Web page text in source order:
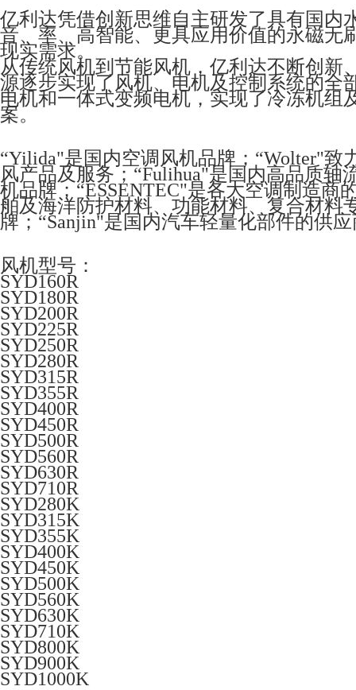
亿利达凭借创新思维自主研发了具有国内
音、率、高智能、更具应用价值的永磁无
现实需求。
从传统风机到节能风机，亿利达不断创
源逐步实现了风机、电机及控制系统的全
电机和一体式变频电机，实现了冷冻机组
案。
“Yilida"是国内空调风机品牌；“Wolter"
风产品及服务；“Fulihua"是国内高品质
机品牌；“ESSENTEC"是各大空调制造
舶及海洋防护材料、功能材料、复合材料
牌；“Sanjin"是国内汽车轻量化部件的供
风机型号：
SYD160R
SYD180R
SYD200R
SYD225R
SYD250R
SYD280R
SYD315R
SYD355R
SYD400R
SYD450R
SYD500R
SYD560R
SYD630R
SYD710R
SYD280K
SYD315K
SYD355K
SYD400K
SYD450K
SYD500K
SYD560K
SYD630K
SYD710K
SYD800K
SYD900K
SYD1000K